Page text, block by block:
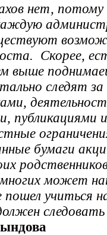
нет,
Скорее,
выше
следят
публикациями
бумаги
может
учиться